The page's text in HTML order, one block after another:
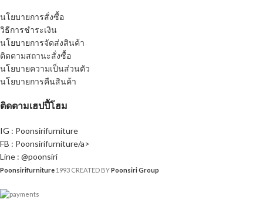
นโยบายการสั่งซื้อ
วิธีการชำระเงิน
นโยบายการจัดส่งสินค้า
ติดตามสถานะสั่งซื้อ
นโยบายความเป็นส่วนตัว
นโยบายการคืนสินค้า
ติดตามเฮปปี้โฮม
IG : Poonsirifurniture
FB : Poonsirifurniture/a>
Line : @poonsiri
Poonsirifurniture 1993 CREATED BYPoonsiri Group